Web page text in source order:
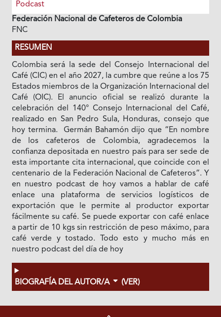
Podcast
Federación Nacional de Cafeteros de Colombia
FNC
RESUMEN
Colombia será la sede del Consejo Internacional del
Café (CIC) en el año 2027, la cumbre que reúne a los 75
Estados miembros de la Organización Internacional del
Café (OIC). El anuncio oficial se realizó durante la
celebración del 140° Consejo Internacional del Café,
realizado en San Pedro Sula, Honduras, consejo que
hoy termina. Germán Bahamón dijo que “En nombre
de los cafeteros de Colombia, agradecemos la
confianza depositada en nuestro país para ser sede de
esta importante cita internacional, que coincide con el
centenario de la Federación Nacional de Cafeteros”. Y
en nuestro podcast de hoy vamos a hablar de café
enlace una plataforma de servicios logísticos de
exportación que le permite al productor exportar
fácilmente su café. Se puede exportar con café enlace
a partir de 10 kgs sin restricción de peso máximo, para
café verde y tostado. Todo esto y mucho más en
nuestro podcast del día de hoy
BIOGRAFÍA DEL AUTOR/A (VER)